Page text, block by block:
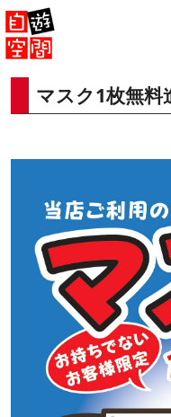
Skip
to
content
マスク1枚無料
English 中文